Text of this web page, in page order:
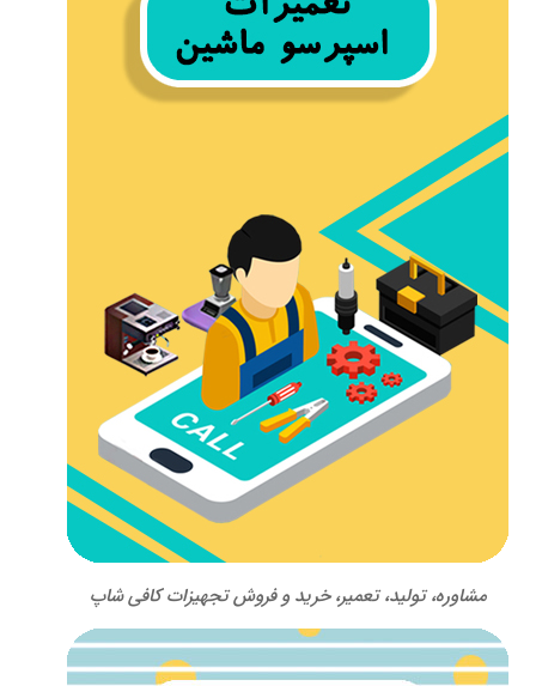
مشاوره، تولید، تعمیر، خرید و فروش تجهیزات کافی شاپ